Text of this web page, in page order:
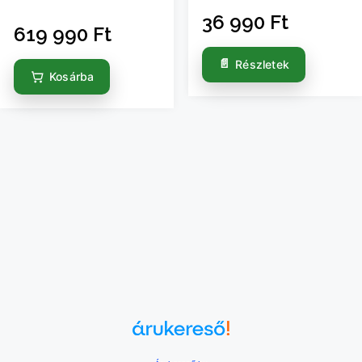
619 990 Ft
Kosárba
36 990 Ft
Részletek